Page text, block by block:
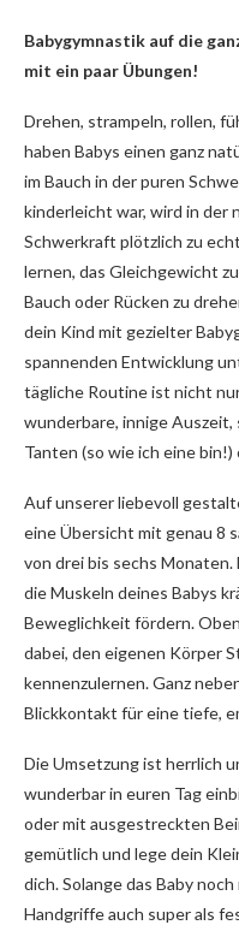
Babygymnastik auf die
mit ein paar Übungen!
Drehen, strampeln, rollen,
haben Babys einen ganz
im Bauch in der puren
kinderleicht war, wird in der
Schwerkraft plötzlich zu
lernen, das Gleichgewicht
Bauch oder Rücken zu
dein Kind mit gezielter
spannenden Entwicklung
tägliche Routine ist nicht
wunderbare, innige
Tanten (so wie ich eine
Auf unserer liebevoll
eine Übersicht mit genau 8
von drei bis sechs
die Muskeln deines Babys
Beweglichkeit fördern.
dabei, den eigenen Körper
kennenzulernen. Ganz
Blickkontakt für eine tiefe,
Die Umsetzung ist herrlich
wunderbar in euren Tag
oder mit ausgestreckten
gemütlich und lege dein
dich. Solange das Baby
Handgriffe auch super als